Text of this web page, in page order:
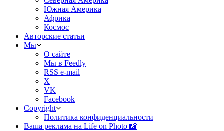
Южная Америка
Африка
Космос
Авторские статьи
Мы
О сайте
Мы в Feedly
RSS e-mail
X
VK
Facebook
Copyright
Политика конфиденциальности
Ваша реклама на Life on Photo 📸